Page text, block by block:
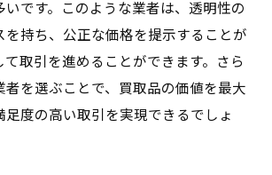
いです。このような業者は、透明性の
を持ち、公正な価格を提示することが
取引を進めることができます。さら
者を選ぶことで、買取品の価値を最大
足度の高い取引を実現できるでしょ